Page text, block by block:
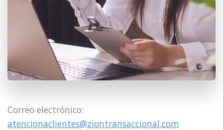
Correo electrónico:
atencionaclientes@ziontransaccional.com